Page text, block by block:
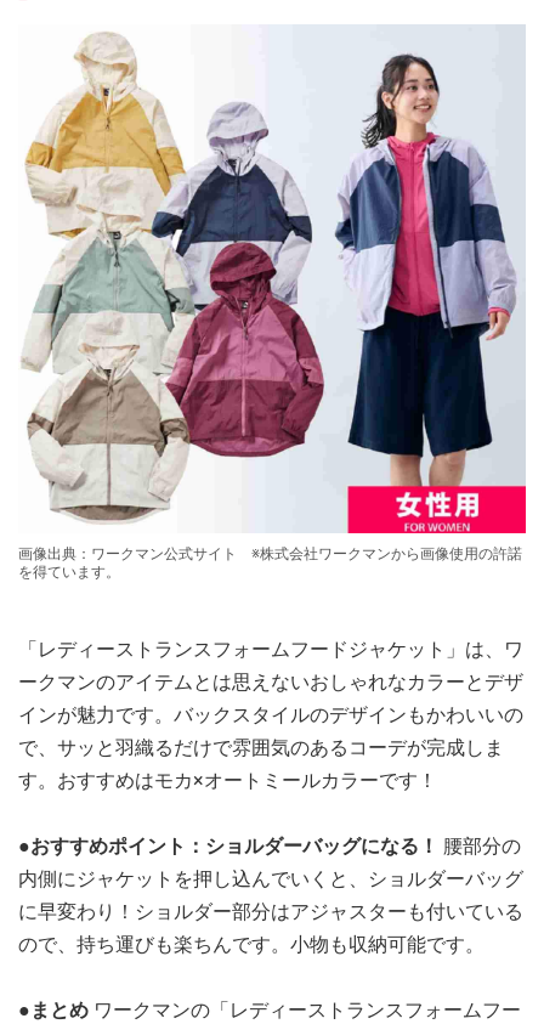
画像出典：ワークマン公式サイト ※株式会社ワークマンから画像使用の許諾
を得ています。
「レディーストランスフォームフードジャケット」は、ワ
ークマンのアイテムとは思えないおしゃれなカラーとデザ
インが魅力です。バックスタイルのデザインもかわいいの
で、サッと羽織るだけで雰囲気のあるコーデが完成しま
す。おすすめはモカ×オートミールカラーです！
●おすすめポイント：ショルダーバッグになる！ 腰部分の
内側にジャケットを押し込んでいくと、ショルダーバッグ
に早変わり！ショルダー部分はアジャスターも付いている
ので、持ち運びも楽ちんです。小物も収納可能です。
●まとめ ワークマンの「レディーストランスフォームフー